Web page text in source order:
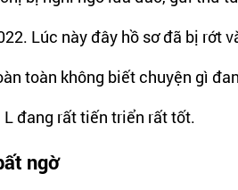
Lúc này đây hồ sơ đã bị rớt
toàn không biết chuyện gì
L đang rất tiến triển rất tốt.
ngờ